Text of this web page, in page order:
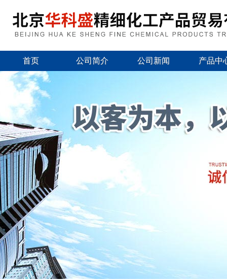
首页 公司简介 公司新闻 产品中